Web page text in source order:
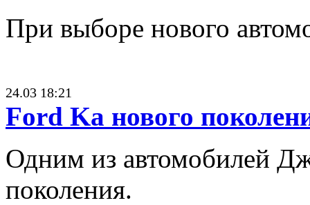
При выборе нового
24.03 18:21
Ford Ka нового
Одним из автомобилей
поколения.